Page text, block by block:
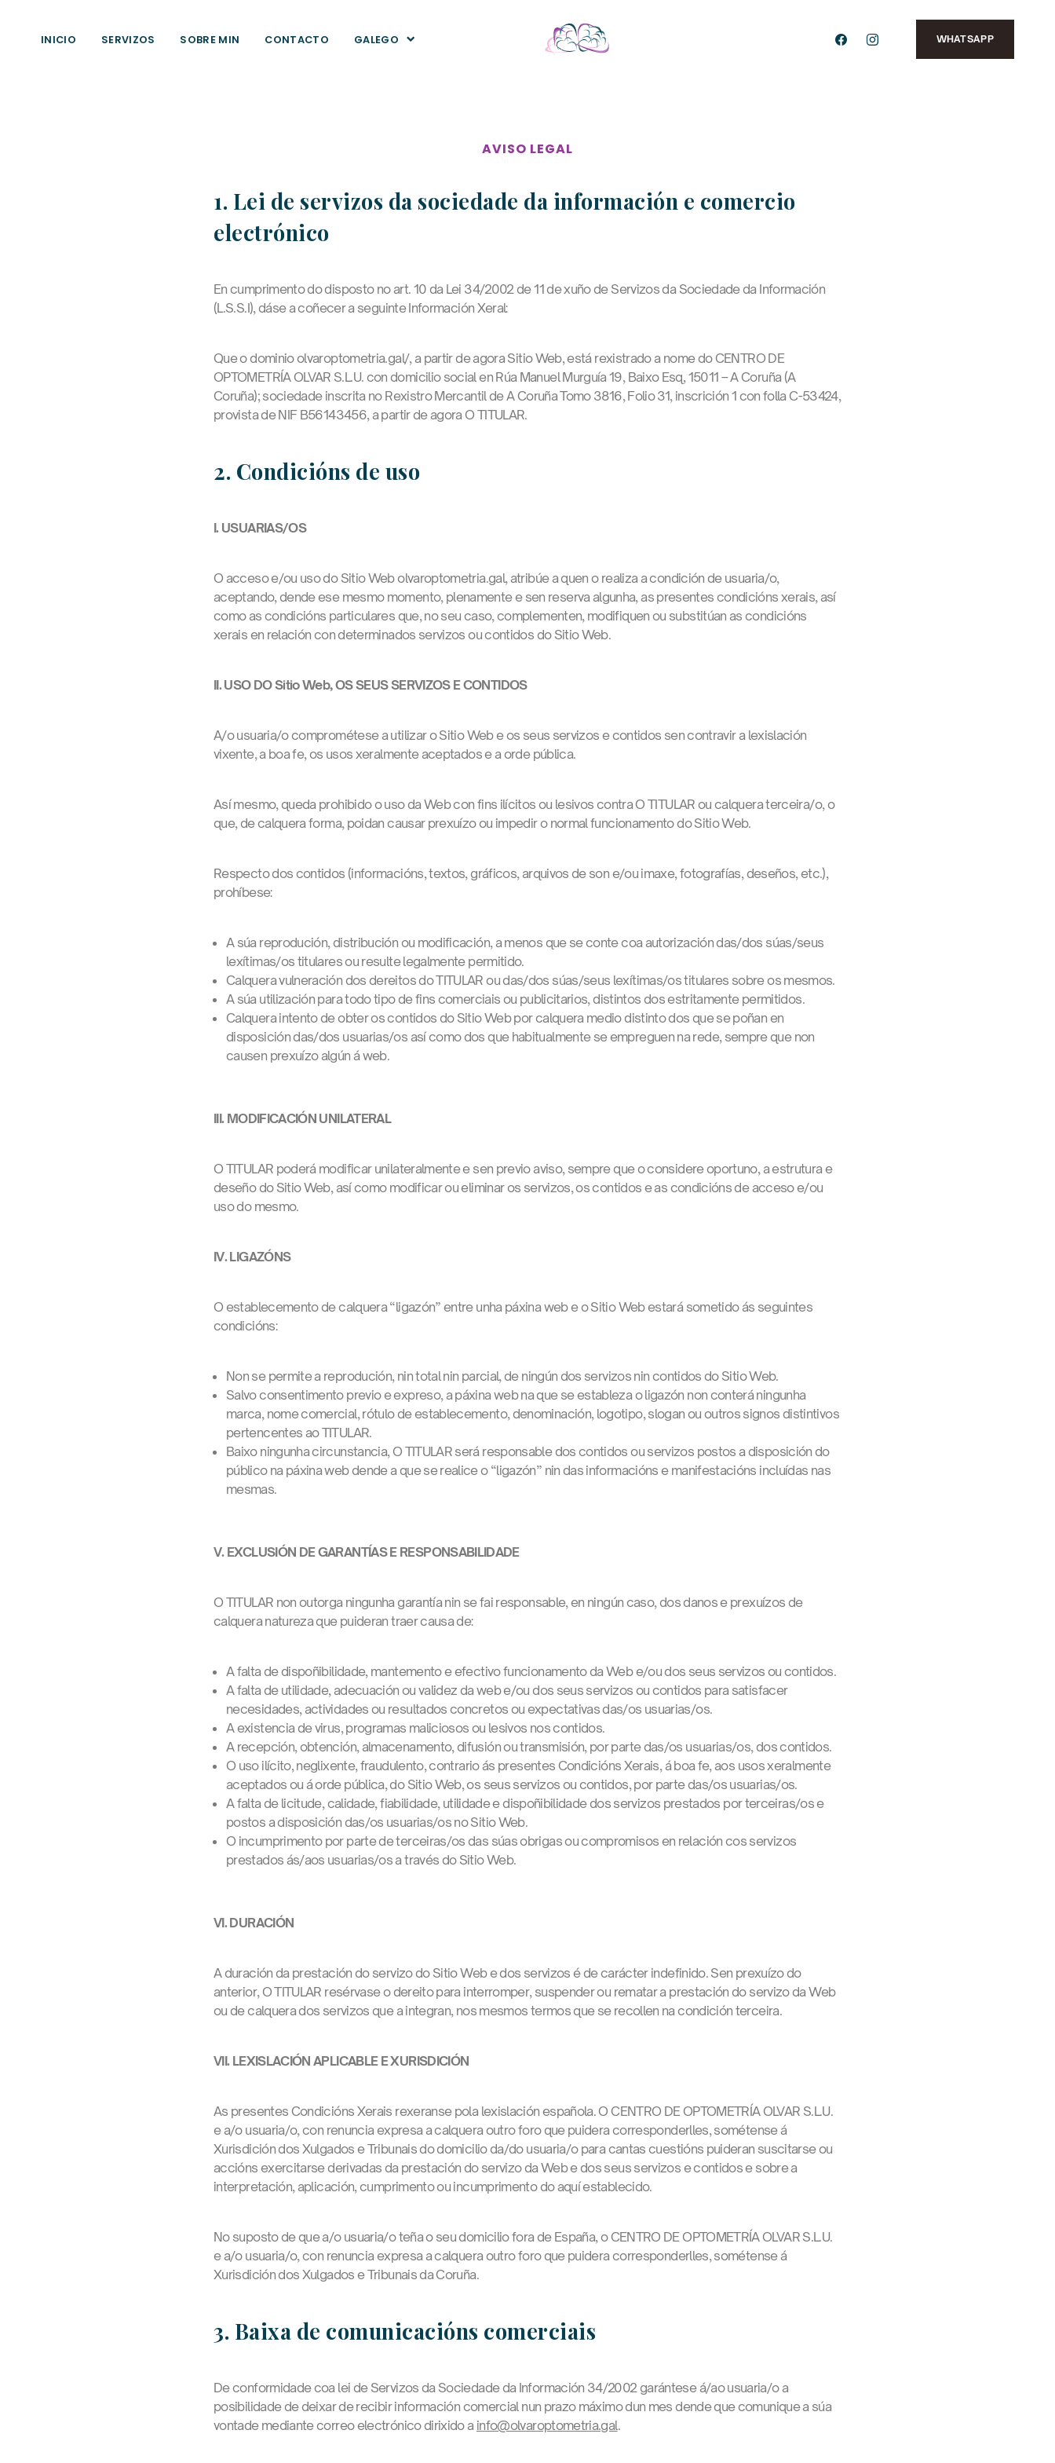
INICIO SERVIZOS SOBRE MIN CONTACTO GALEGO WHATSAPP
AVISO LEGAL
1. Lei de servizos da sociedade da información e comercio
electrónico
En cumprimento do disposto no art. 10 da Lei 34/2002 de 11 de xuño de Servizos da Sociedade da Información
(L.S.S.I), dáse a coñecer a seguinte Información Xeral:
Que o dominio olvaroptometria.gal/, a partir de agora Sitio Web, está rexistrado a nome do CENTRO DE
OPTOMETRÍA OLVAR S.L.U. con domicilio social en Rúa Manuel Murguía 19, Baixo Esq, 15011 – A Coruña (A
Coruña); sociedade inscrita no Rexistro Mercantil de A Coruña Tomo 3816, Folio 31, inscrición 1 con folla C-53424,
provista de NIF B56143456, a partir de agora O TITULAR.
2. Condicións de uso
I. USUARIAS/OS
O acceso e/ou uso do Sitio Web olvaroptometria.gal, atribúe a quen o realiza a condición de usuaria/o,
aceptando, dende ese mesmo momento, plenamente e sen reserva algunha, as presentes condicións xerais, así
como as condicións particulares que, no seu caso, complementen, modifiquen ou substitúan as condicións
xerais en relación con determinados servizos ou contidos do Sitio Web.
II. USO DO Sitio Web, OS SEUS SERVIZOS E CONTIDOS
A/o usuaria/o comprométese a utilizar o Sitio Web e os seus servizos e contidos sen contravir a lexislación
vixente, a boa fe, os usos xeralmente aceptados e a orde pública.
Así mesmo, queda prohibido o uso da Web con fins ilícitos ou lesivos contra O TITULAR ou calquera terceira/o, o
que, de calquera forma, poidan causar prexuízo ou impedir o normal funcionamento do Sitio Web.
Respecto dos contidos (informacións, textos, gráficos, arquivos de son e/ou imaxe, fotografías, deseños, etc.),
prohíbese:
A súa reprodución, distribución ou modificación, a menos que se conte coa autorización das/dos súas/seus
lexítimas/os titulares ou resulte legalmente permitido.
Calquera vulneración dos dereitos do TITULAR ou das/dos súas/seus lexítimas/os titulares sobre os mesmos.
A súa utilización para todo tipo de fins comerciais ou publicitarios, distintos dos estritamente permitidos.
Calquera intento de obter os contidos do Sitio Web por calquera medio distinto dos que se poñan en
disposición das/dos usuarias/os así como dos que habitualmente se empreguen na rede, sempre que non
causen prexuízo algún á web.
III. MODIFICACIÓN UNILATERAL
O TITULAR poderá modificar unilateralmente e sen previo aviso, sempre que o considere oportuno, a estrutura e
deseño do Sitio Web, así como modificar ou eliminar os servizos, os contidos e as condicións de acceso e/ou
uso do mesmo.
IV. LIGAZÓNS
O establecemento de calquera “ligazón” entre unha páxina web e o Sitio Web estará sometido ás seguintes
condicións:
Non se permite a reprodución, nin total nin parcial, de ningún dos servizos nin contidos do Sitio Web.
Salvo consentimento previo e expreso, a páxina web na que se estableza o ligazón non conterá ningunha
marca, nome comercial, rótulo de establecemento, denominación, logotipo, slogan ou outros signos distintivos
pertencentes ao TITULAR.
Baixo ningunha circunstancia, O TITULAR será responsable dos contidos ou servizos postos a disposición do
público na páxina web dende a que se realice o “ligazón” nin das informacións e manifestacións incluídas nas
mesmas.
V. EXCLUSIÓN DE GARANTÍAS E RESPONSABILIDADE
O TITULAR non outorga ningunha garantía nin se fai responsable, en ningún caso, dos danos e prexuízos de
calquera natureza que puideran traer causa de:
A falta de dispoñibilidade, mantemento e efectivo funcionamento da Web e/ou dos seus servizos ou contidos.
A falta de utilidade, adecuación ou validez da web e/ou dos seus servizos ou contidos para satisfacer
necesidades, actividades ou resultados concretos ou expectativas das/os usuarias/os.
A existencia de virus, programas maliciosos ou lesivos nos contidos.
A recepción, obtención, almacenamento, difusión ou transmisión, por parte das/os usuarias/os, dos contidos.
O uso ilícito, neglixente, fraudulento, contrario ás presentes Condicións Xerais, á boa fe, aos usos xeralmente
aceptados ou á orde pública, do Sitio Web, os seus servizos ou contidos, por parte das/os usuarias/os.
A falta de licitude, calidade, fiabilidade, utilidade e dispoñibilidade dos servizos prestados por terceiras/os e
postos a disposición das/os usuarias/os no Sitio Web.
O incumprimento por parte de terceiras/os das súas obrigas ou compromisos en relación cos servizos
prestados ás/aos usuarias/os a través do Sitio Web.
VI. DURACIÓN
A duración da prestación do servizo do Sitio Web e dos servizos é de carácter indefinido. Sen prexuízo do
anterior, O TITULAR resérvase o dereito para interromper, suspender ou rematar a prestación do servizo da Web
ou de calquera dos servizos que a integran, nos mesmos termos que se recollen na condición terceira.
VII. LEXISLACIÓN APLICABLE E XURISDICIÓN
As presentes Condicións Xerais rexeranse pola lexislación española. O CENTRO DE OPTOMETRÍA OLVAR S.L.U.
e a/o usuaria/o, con renuncia expresa a calquera outro foro que puidera corresponderlles, sométense á
Xurisdición dos Xulgados e Tribunais do domicilio da/do usuaria/o para cantas cuestións puideran suscitarse ou
accións exercitarse derivadas da prestación do servizo da Web e dos seus servizos e contidos e sobre a
interpretación, aplicación, cumprimento ou incumprimento do aquí establecido.
No suposto de que a/o usuaria/o teña o seu domicilio fora de España, o CENTRO DE OPTOMETRÍA OLVAR S.L.U.
e a/o usuaria/o, con renuncia expresa a calquera outro foro que puidera corresponderlles, sométense á
Xurisdición dos Xulgados e Tribunais da Coruña.
3. Baixa de comunicacións comerciais
De conformidade coa lei de Servizos da Sociedade da Información 34/2002 garántese á/ao usuaria/o a
posibilidade de deixar de recibir información comercial nun prazo máximo dun mes dende que comunique a súa
vontade mediante correo electrónico dirixido a info@olvaroptometria.gal.